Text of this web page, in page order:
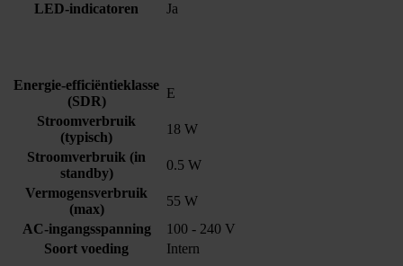
LED-indicatoren
Ja
Energie-efficiëntieklasse
(SDR)
E
Stroomverbruik
(typisch)
18 W
Stroomverbruik (in
standby)
0.5 W
Vermogensverbruik
(max)
55 W
AC-ingangsspanning
100 - 240 V
Soort voeding
Intern